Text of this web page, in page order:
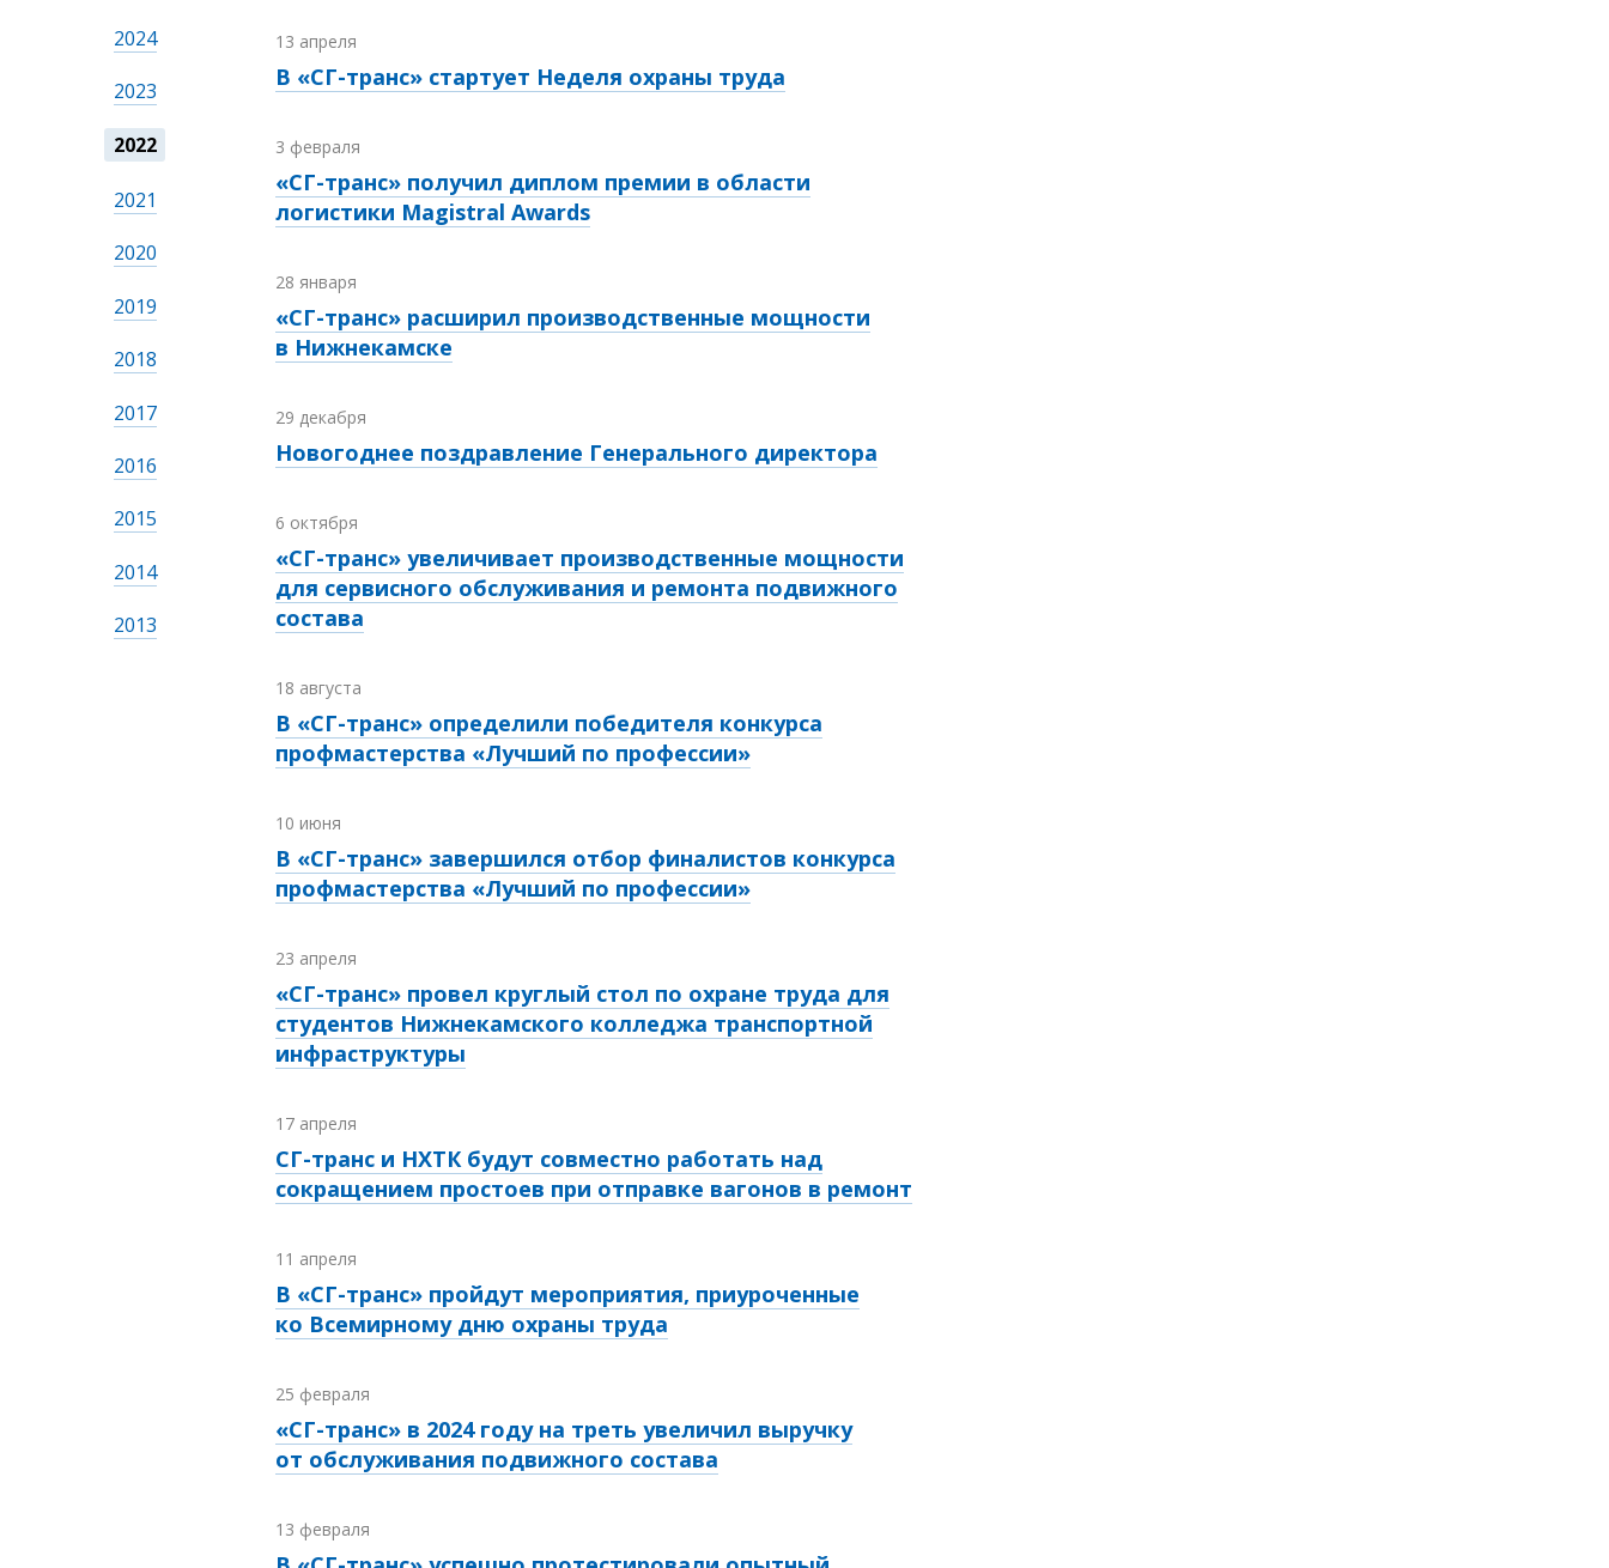
2024
2023
2022
2021
2020
2019
2018
2017
2016
2015
2014
2013
13 апреля
В «СГ-транс» стартует Неделя охраны труда
3 февраля
«СГ-транс» получил диплом премии в области
логистики Magistral Awards
28 января
«СГ-транс» расширил производственные мощности
в Нижнекамске
29 декабря
Новогоднее поздравление Генерального директора
6 октября
«СГ-транс» увеличивает производственные мощности
для сервисного обслуживания и ремонта подвижного
состава
18 августа
В «СГ-транс» определили победителя конкурса
профмастерства «Лучший по профессии»
10 июня
В «СГ-транс» завершился отбор финалистов конкурса
профмастерства «Лучший по профессии»
23 апреля
«СГ-транс» провел круглый стол по охране труда для
студентов Нижнекамского колледжа транспортной
инфраструктуры
17 апреля
СГ-транс и НХТК будут совместно работать над
сокращением простоев при отправке вагонов в ремонт
11 апреля
В «СГ-транс» пройдут мероприятия, приуроченные
ко Всемирному дню охраны труда
25 февраля
«СГ-транс» в 2024 году на треть увеличил выручку
от обслуживания подвижного состава
13 февраля